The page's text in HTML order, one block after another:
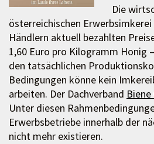
Die
österreichischen
Händlern aktuell bezahlten
1,60 Euro pro Kilogramm Honig
den tatsächlichen
Bedingungen könne kein
arbeiten. Der Dachverband
Unter diesen
Erwerbsbetriebe innerhalb der
nicht mehr existieren.